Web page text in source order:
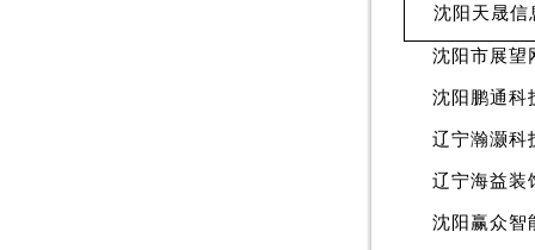
沈阳天晟信
沈阳市展望
沈阳鹏通科
辽宁瀚灏科
辽宁海益装
沈阳赢众智